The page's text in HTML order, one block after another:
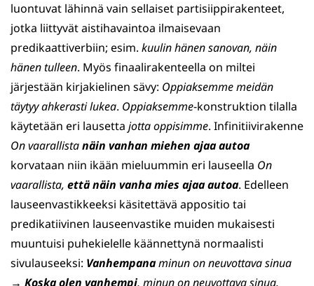
luontuvat lähinnä vain sellaiset partisiippirakenteet,
jotka liittyvät aistihavaintoa ilmaisevaan
predikaattiverbiin; esim. kuulin hänen sanovan, näin
hänen tulleen. Myös finaalirakenteella on miltei
järjestään kirjakielinen sävy: Oppiaksemme meidän
täytyy ahkerasti lukea. Oppiaksemme-konstruktion tilalla
käytetään eri lausetta jotta oppisimme. Infinitiivirakenne
On vaarallistanäin vanhan miehen ajaa autoa
korvataan niin ikään mieluummin eri lauseella On
vaarallista, että näin vanha mies ajaaautoa. Edelleen
lauseenvastikkeeksi käsitettävä appositio tai
predikatiivinen lauseenvastike muiden mukaisesti
muuntuisi puhekielelle käännettynä normaalisti
sivulauseeksi: Vanhempanaminun on neuvottava sinua
→ Koska olen vanhempi, minun on neuvottava sinua.